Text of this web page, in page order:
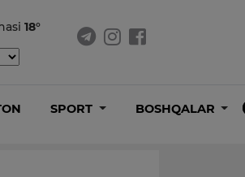
18°
SPORT BOSHQALAR